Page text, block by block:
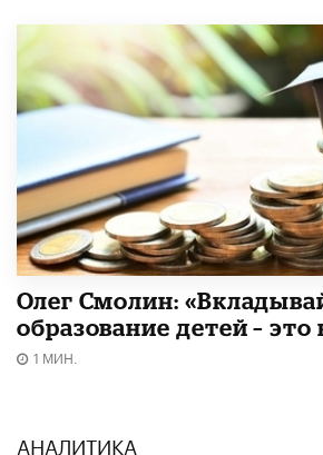
Олег Смолин:
образование детей – это
1 МИН.
АНАЛИТИКА